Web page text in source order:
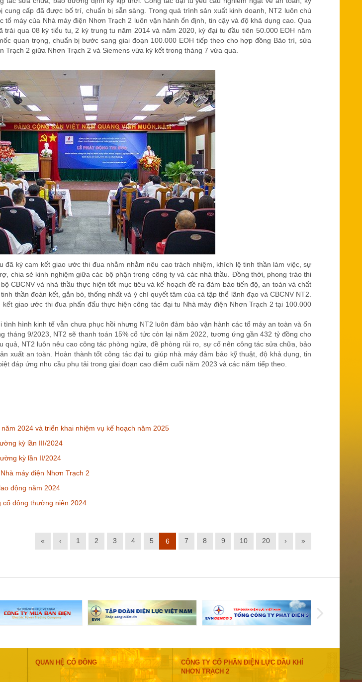
cấp đã được bố trí, chuẩn bị sẵn sàng. Trong quá trình sản xuất kinh doanh, NT2 luôn chú
máy của Nhà máy điện Nhơn Trạch 2 luôn vận hành ổn định, tin cậy và độ khả dụng cao. Qua
trải qua 08 kỳ tiểu tu, 2 kỳ trung tu năm 2014 và năm 2020, kỳ đại tu đầu tiên 50.000 EOH năm
quan trọng, chuẩn bị bước sang giai đoạn 100.000 EOH tiếp theo cho hợp đồng Bảo trì, sửa
Trạch 2 giữa Nhơn Trạch 2 và Siemens vừa ký kết trong tháng 7 vừa qua.
đã ký cam kết giao ước thi đua nhằm nhằm nêu cao trách nhiệm, khích lệ tinh thần làm việc, sự
chia sẻ kinh nghiệm giữa các bộ phận trong công ty và các nhà thầu. Đồng thời, phong trào thi
CBCNV và nhà thầu thực hiện tốt mục tiêu và kế hoạch đề ra đảm bảo tiến độ, an toàn và chất
thần đoàn kết, gắn bó, thống nhất và ý chí quyết tâm của cả tập thể lãnh đạo và CBCNV NT2.
giao ước thi đua phấn đấu thực hiện công tác đại tu Nhà máy điện Nhơn Trạch 2 tại 100.000
hình kinh tế vẫn chưa phục hồi nhưng NT2 luôn đảm bảo vận hành các tổ máy an toàn và ổn
tháng 9/2023, NT2 sẽ thanh toán 15% cổ tức còn lại năm 2022, tương ứng gần 432 tỷ đồng cho
quả, NT2 luôn nêu cao công tác phòng ngừa, đề phòng rủi ro, sự cố nên công tác sửa chữa, bảo
xuất an toàn. Hoàn thành tốt công tác đại tu giúp nhà máy đảm bảo kỹ thuật, độ khả dụng, tin
đáp ứng nhu cầu phụ tải trong giai đoạn cao điểm cuối năm 2023 và các năm tiếp theo.
2024 và triển khai nhiệm vụ kế hoạch năm 2025
kỳ lần III/2024
kỳ lần II/2024
máy điện Nhơn Trạch 2
động năm 2024
cổ đông thường niên 2024
« ‹ 1 2 3 4 5 6 7 8 9 10 20 › »
QUAN HỆ CỔ ĐÔNG
CÔNG TY CỔ PHẦN ĐIỆN LỰC DẦU KHÍ
NHƠN TRẠCH 2